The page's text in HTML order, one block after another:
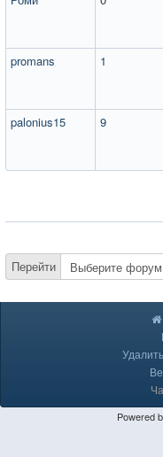
promans 1
palonius15 9
Перейти
Powered